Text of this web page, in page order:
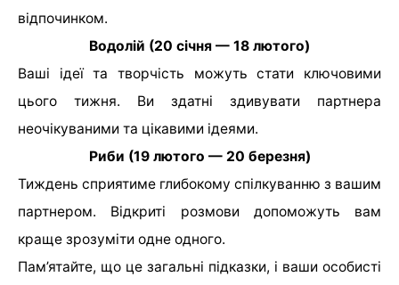
відпочинком.
Водолій (20 січня — 18 лютого)
Ваші ідеї та творчість можуть стати ключовими
цього тижня. Ви здатні здивувати партнера
неочікуваними та цікавими ідеями.
Риби (19 лютого — 20 березня)
Тиждень сприятиме глибокому спілкуванню з вашим
партнером. Відкриті розмови допоможуть вам
краще зрозуміти одне одного.
Пам’ятайте, що це загальні підказки, і ваши особисті